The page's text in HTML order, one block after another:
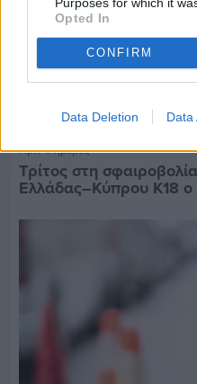
Opted In
CONFIRM
Data Deletion Data
Πριν 6 ημέρες
Τρίτος στη
Ελλάδας–Κύπρου Κ18 ο